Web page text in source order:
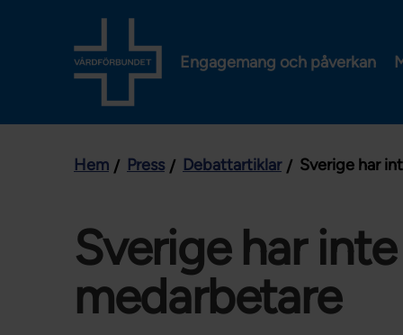
Engagemang och påverkan
Hem Press Debattartiklar Sverige har
Sverige har
medarbetare